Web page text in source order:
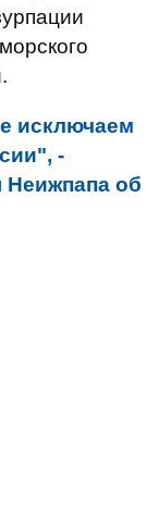
исключаем
-
об